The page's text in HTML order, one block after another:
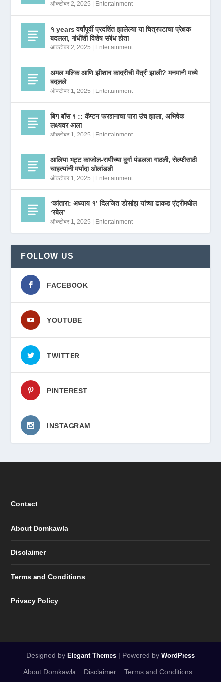
ऑक्टोबर 2, 2025 Entertainment
१ years वर्षांपूर्वी प्रदर्शित झालेल्या या चित्रपटाचा प्रेक्षक
बदलला, गांधींशी विशेष संबंध होता
ऑक्टोबर 2, 2025 Entertainment
अमल मलिक आणि झीशान कादरीची मैत्री झाली? मनमानी मध्ये
बदलले
ऑक्टोबर 1, 2025 Entertainment
बिग बॉस १ :: कॅप्टन फरहानाचा पारा उंच झाला, अभिषेक
लक्ष्यवर आला
ऑक्टोबर 1, 2025 Entertainment
आलिया भट्ट काजोल-राणीच्या दुर्गा पंडलला गाठली, सेल्फीसाठी
चाहत्यांनी मर्यादा ओलांडली
ऑक्टोबर 1, 2025 Entertainment
‘कांतारा: अध्याय १’ दिलजित डोसांझ यांच्या ढाकड एंट्रीमधील
‘रबेल’
ऑक्टोबर 1, 2025 Entertainment
FOLLOW US
FACEBOOK
YOUTUBE
TWITTER
PINTEREST
INSTAGRAM
Contact
About Domkawla
Disclaimer
Terms and Conditions
Privacy Policy
Designed by Elegant Themes | Powered by WordPress
About Domkawla Disclaimer Terms and Conditions